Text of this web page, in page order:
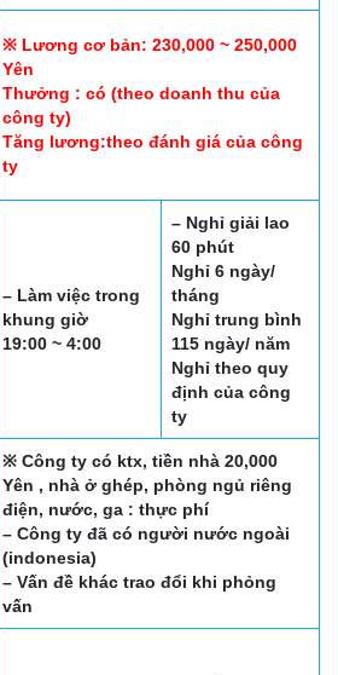
※ Lương cơ bản: 230,000 ~ 250,000
Yên
Thưởng : có (theo doanh thu của
công ty)
Tăng lương:theo đánh giá của công
ty
– Làm việc trong
khung giờ
19:00 ~ 4:00
– Nghỉ giải lao
60 phút
Nghỉ 6 ngày/
tháng
Nghỉ trung bình
115 ngày/ năm
Nghỉ theo quy
định của công
ty
※ Công ty có ktx, tiền nhà 20,000
Yên , nhà ở ghép, phòng ngủ riêng
điện, nước, ga : thực phí
– Công ty đã có người nước ngoài
(indonesia)
– Vấn đề khác trao đổi khi phỏng
vấn